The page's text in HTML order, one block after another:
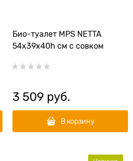
Био-туалет MPS NETTA
54х39х40h см с совком
3 509 руб.
В корзину